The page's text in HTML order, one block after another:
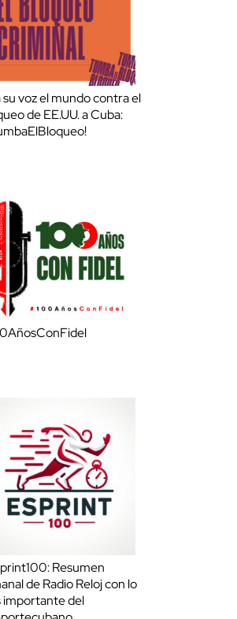
su voz el mundo contra el
de EE.UU. a Cuba:
Resumen
de Radio Reloj con lo
importante del